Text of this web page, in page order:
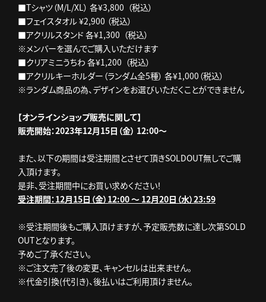
■Tシャツ（M/L/XL） 各¥3,800 （税込）
■フェイスタオル ¥2,900 （税込）
■アクリルスタンド 各¥1,300 （税込）
※メンバーを選んでご購入いただけます
■クリアミニうちわ 各¥1,200 （税込）
■アクリルキーホルダー（ランダム全5種） 各¥1,000（税込）
※ランダム商品の為、デザインをお選びいただくことができません
【オンラインショップ販売に関して】
販売開始：2023年12月15日（金） 12:00～
また、以下の期間は受注期間とさせて頂きSOLDOUT無しでご購
入頂けます。
是非、受注期間中にお買い求めください！
受注期間：12月15日（金）12:00 ～ 12月20日（水）23:59
※受注期間後もご購入頂けますが、予定販売数に達し次第SOLD
OUTとなります。
予めご了承ください。
※ご注文完了後の変更、キャンセルは出来ません。
※代金引換(代引き)、後払いはご利用頂けません。